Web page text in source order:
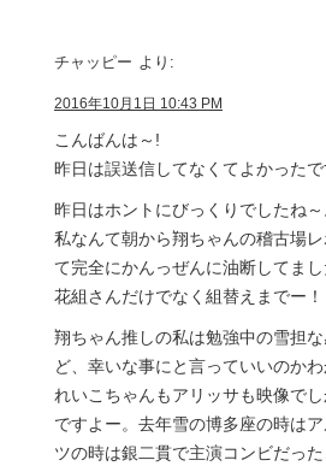
チャッピー より:
2016年10月1日 10:43 PM
こんばんは～!
昨日は誤送信してなくてよかった
昨日はホントにびっくりでしたね～
私なんて朝から翔ちゃんの稽古場
て完全にかんっぜんに油断してまし
花組さんだけでなく組替えまでー！
翔ちゃん推しの私は勉強中の雪担
ど、幸いな事にと言っていいのか
れいこちゃんもアリッサも映像で
ですよー。去年雪の博多座の時は
ツの時は銀二貫で主演コンビだっ